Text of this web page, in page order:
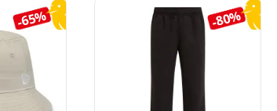
-65% -80%